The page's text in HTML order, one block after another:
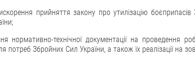
прийняття закону про утилізацію
нормативно-технічної документації на проведення
потреб Збройних Сил України, а також їх реалізації на